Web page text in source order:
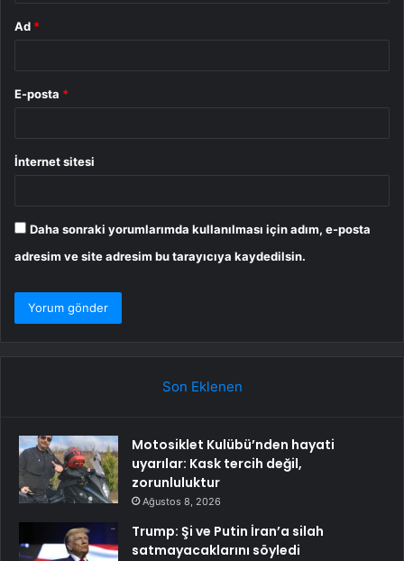
Ad *
E-posta *
İnternet sitesi
Daha sonraki yorumlarımda kullanılması için adım, e-posta
adresim ve site adresim bu tarayıcıya kaydedilsin.
Son Eklenen
Motosiklet Kulübü’nden hayati
uyarılar: Kask tercih değil,
zorunluluktur
Ağustos 8, 2026
Trump: Şi ve Putin İran’a silah
satmayacaklarını söyledi